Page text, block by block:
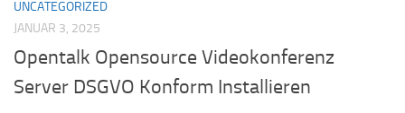
UNCATEGORIZED
JANUAR 3, 2025
Opentalk Opensource Videokonferenz
Server DSGVO Konform Installieren